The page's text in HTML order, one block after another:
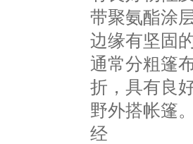
带聚氨酯涂
边缘有坚固
通常分粗篷
折，具有良
野外搭帐篷
经